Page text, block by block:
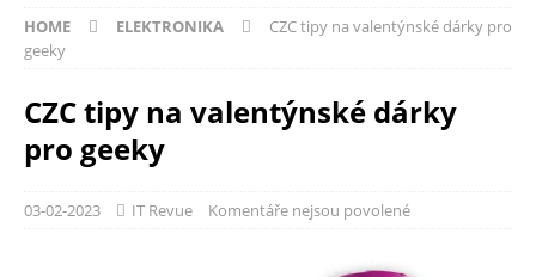
HOME ELEKTRONIKA
CZC tipy na valentýnské dárky pro
geeky
CZC tipy na valentýnské dárky
pro geeky
03-02-2023 IT Revue Komentáře nejsou povolené